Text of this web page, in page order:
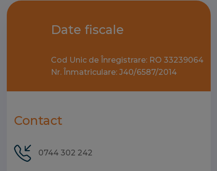
Date fiscale
Cod Unic de Înregistrare: RO 33239064
Nr. Înmatriculare: J40/6587/2014
Contact
0744 302 242